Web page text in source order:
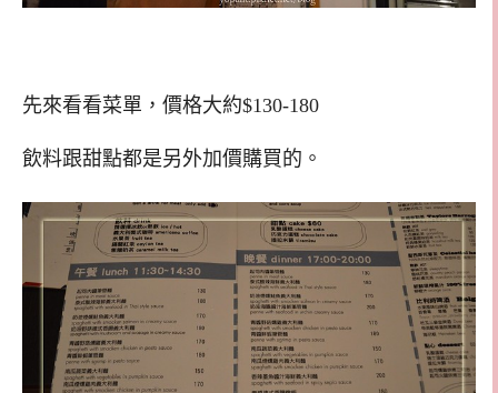
先來看看菜單，價格大約$130-180
飲料跟甜點都是另外加價購買的。